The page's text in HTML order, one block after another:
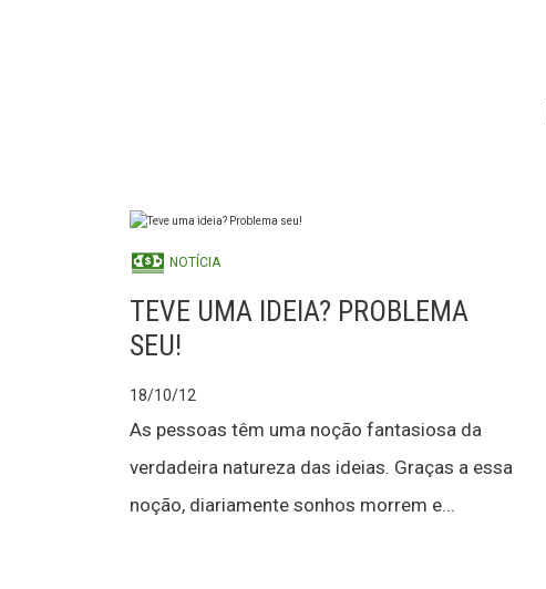
NOTÍCIA
TEVE UMA IDEIA? PROBLEMA
SEU!
18/10/12
As pessoas têm uma noção fantasiosa da
verdadeira natureza das ideias. Graças a essa
noção, diariamente sonhos morrem e...